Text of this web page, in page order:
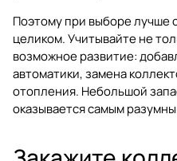
Поэтому при выборе лучше
целиком. Учитывайте не
возможное развитие:
автоматики, замена
отопления. Небольшой
оказывается самым